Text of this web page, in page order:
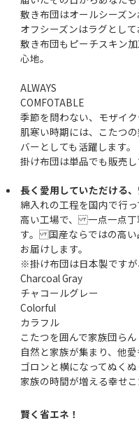
敷き布団はオールシーズ
オフシーズンはラグとして
敷き布団もピーチスキン
心地。
ALWAYS
COMFOTABLE
季節を問わない、モザイク
肌寒い時期には、こたつ
バーとしても活躍します。
掛け布団は単品でも販売
長く愛用していただける
綿入れの工程を国内で行
高い工場で、 一点一点丁
す。 国産ならではの高い
お届けします。
※掛け布団は日本製ですが
Charcoal Gray
チャコールグレー
Colorful
カラフル
こたつを囲んで家族団らん
自然と家族が集まり、他
ゴロンと横になってぬくぬ
家族の時間が増える幸せこ
賢く省エネ！